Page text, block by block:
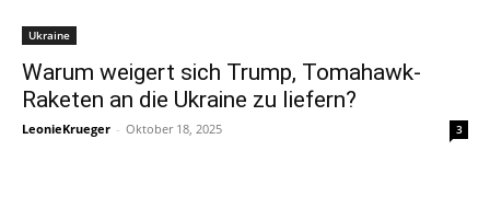
Ukraine
Warum weigert sich Trump, Tomahawk-
Raketen an die Ukraine zu liefern?
LeonieKrueger - Oktober 18, 2025 3